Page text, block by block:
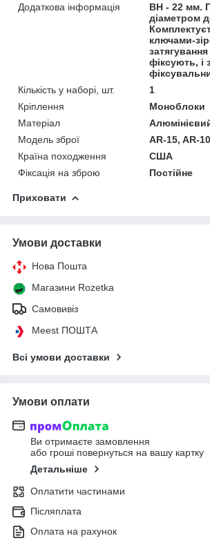
Додаткова інформація
BH - 22 мм.
діаметром
ключами-
фіксують, і
Кількість у наборі, шт.
1
Кріплення
Моноблоки
Матеріал
Модель зброї
AR-15, AR-10
Країна походження
США
Фіксація на зброю
Постійне
Приховати
Умови доставки
Нова Пошта
Магазини Rozetka
Самовивіз
Meest ПОШТА
Всі умови доставки
Умови оплати
Ви отримаєте замовлення
або гроші повернуться на вашу картку
Детальніше
Оплатити частинами
Післяплата
Оплата на рахунок